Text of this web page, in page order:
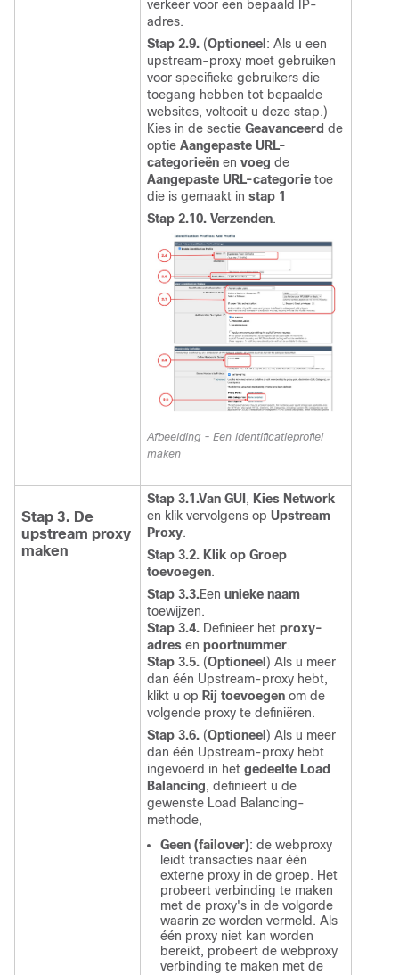
verkeer voor een bepaald IP-
adres.
Stap 2.9. (Optioneel : Als u een
upstream-proxy moet gebruiken
voor specifieke gebruikers die
toegang hebben tot bepaalde
websites, voltooit u deze stap.)
Kies in de sectie Geavanceerd de
optie Aangepaste URL-
categorieën en voeg de
Aangepaste URL-categorie toe
die is gemaakt in stap 1
Stap 2.10. Verzenden.
Afbeelding - Een identificatieprofiel
maken
Stap 3. De
upstream proxy
maken
Stap 3.1.Van GUI , Kies Network
en klik vervolgens op Upstream
Proxy.
Stap 3.2. Klik op Groep
toevoegen.
Stap 3.3.Een unieke naam
toewijzen.
Stap 3.4. Definieer het proxy-
adres en poortnummer.
Stap 3.5. (Optioneel ) Als u meer
dan één Upstream-proxy hebt,
klikt u op Rij toevoegen om de
volgende proxy te definiëren.
Stap 3.6. (Optioneel ) Als u meer
dan één Upstream-proxy hebt
ingevoerd in het gedeelte Load
Balancing, definieert u de
gewenste Load Balancing-
methode,
Geen (failover): de webproxy
leidt transacties naar één
externe proxy in de groep. Het
probeert verbinding te maken
met de proxy's in de volgorde
waarin ze worden vermeld. Als
één proxy niet kan worden
bereikt, probeert de webproxy
verbinding te maken met de